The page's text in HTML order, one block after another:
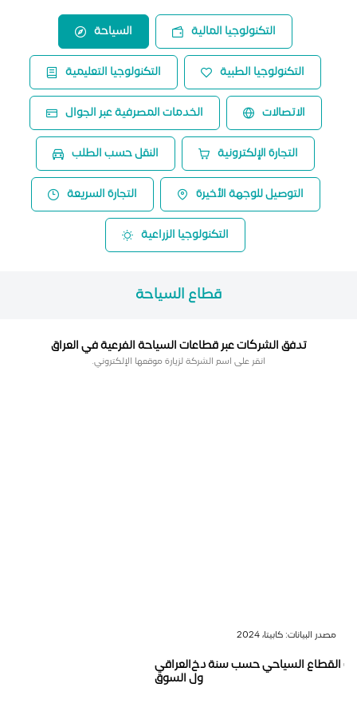
السياحة التكنولوجيا المالية
التكنولوجيا التعليمية التكنولوجيا الطبية
الخدمات المصرفية عبر الجوال الاتصالات
النقل حسب الطلب التجارة الإلكترونية
التجارة السريعة التوصيل للوجهة الأخيرة
التكنولوجيا الزراعية
قطاع السياحة
تدفق الشركات عبر قطاعات السياحة الفرعية في العراق
.انقر على اسم الشركة لزيارة موقعها الإلكتروني
مصدر البيانات: كابيتا، 2024
القطاع السياحي حسب سنة دخول السوق
العراقي